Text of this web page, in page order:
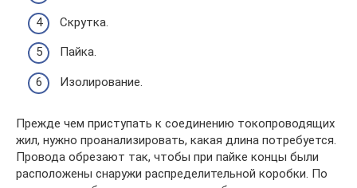
Скрутка.
Пайка.
Изолирование.
Прежде чем приступать к соединению токопроводящих
жил, нужно проанализировать, какая длина потребуется.
Провода обрезают так, чтобы при пайке концы были
расположены снаружи распределительной коробки. По